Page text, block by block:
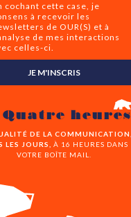
cochant cette case, je
à recevoir les
de OUR(S) et à
de mes interactions
celles-ci.
JE M'INSCRIS
Quatre heures
DE LA COMMUNICATION,
LES JOURS,
À 16 HEURES DANS
VOTRE BOÎTE MAIL.